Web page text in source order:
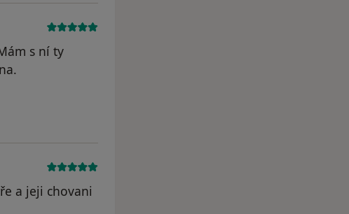
s ní ty
a jeji chovani